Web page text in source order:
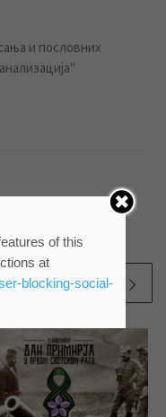
и пословних
of this
at
blocking-social-